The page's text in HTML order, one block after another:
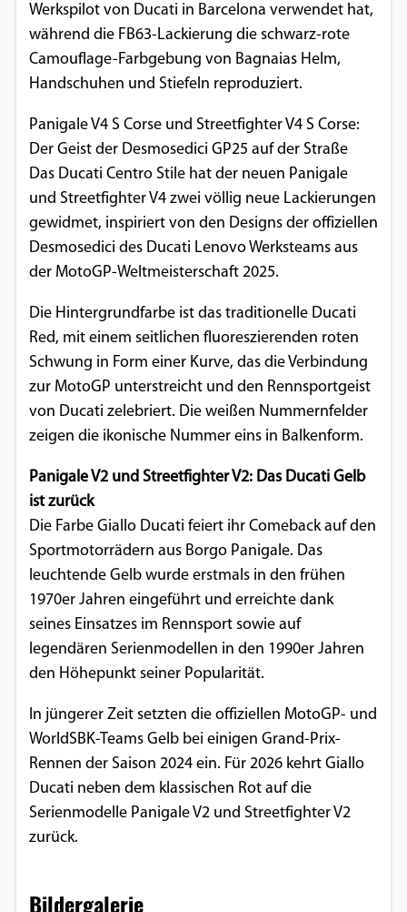
Werkspilot von Ducati in Barcelona verwendet hat,
während die FB63-Lackierung die schwarz-rote
Camouflage-Farbgebung von Bagnaias Helm,
Handschuhen und Stiefeln reproduziert.
Panigale V4 S Corse und Streetfighter V4 S Corse:
Der Geist der Desmosedici GP25 auf der Straße
Das Ducati Centro Stile hat der neuen Panigale
und Streetfighter V4 zwei völlig neue Lackierungen
gewidmet, inspiriert von den Designs der offiziellen
Desmosedici des Ducati Lenovo Werksteams aus
der MotoGP-Weltmeisterschaft 2025.
Die Hintergrundfarbe ist das traditionelle Ducati
Red, mit einem seitlichen fluoreszierenden roten
Schwung in Form einer Kurve, das die Verbindung
zur MotoGP unterstreicht und den Rennsportgeist
von Ducati zelebriert. Die weißen Nummernfelder
zeigen die ikonische Nummer eins in Balkenform.
Panigale V2 und Streetfighter V2: Das Ducati Gelb
ist zurück
Die Farbe Giallo Ducati feiert ihr Comeback auf den
Sportmotorrädern aus Borgo Panigale. Das
leuchtende Gelb wurde erstmals in den frühen
1970er Jahren eingeführt und erreichte dank
seines Einsatzes im Rennsport sowie auf
legendären Serienmodellen in den 1990er Jahren
den Höhepunkt seiner Popularität.
In jüngerer Zeit setzten die offiziellen MotoGP- und
WorldSBK-Teams Gelb bei einigen Grand-Prix-
Rennen der Saison 2024 ein. Für 2026 kehrt Giallo
Ducati neben dem klassischen Rot auf die
Serienmodelle Panigale V2 und Streetfighter V2
zurück.
Bildergalerie